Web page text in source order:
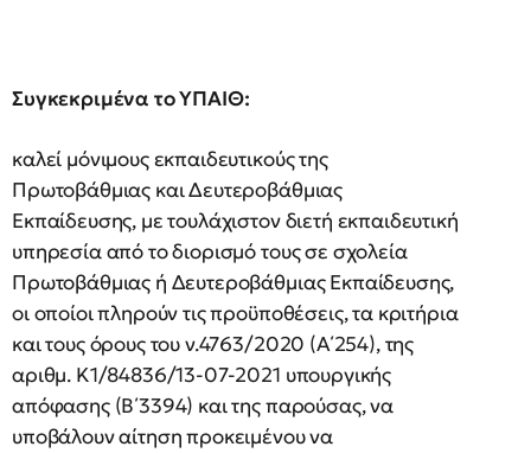
Συγκεκριμένα το ΥΠΑΙΘ:
καλεί μόνιμους εκπαιδευτικούς της
Πρωτοβάθμιας και Δευτεροβάθμιας
Εκπαίδευσης, με τουλάχιστον διετή εκπαιδευτική
υπηρεσία από το διορισμό τους σε σχολεία
Πρωτοβάθμιας ή Δευτεροβάθμιας Εκπαίδευσης,
οι οποίοι πληρούν τις προϋποθέσεις, τα κριτήρια
και τους όρους του ν.4763/2020 (Α΄254), της
αριθμ. Κ1/84836/13-07-2021 υπουργικής
απόφασης (Β΄3394) και της παρούσας, να
υποβάλουν αίτηση προκειμένου να